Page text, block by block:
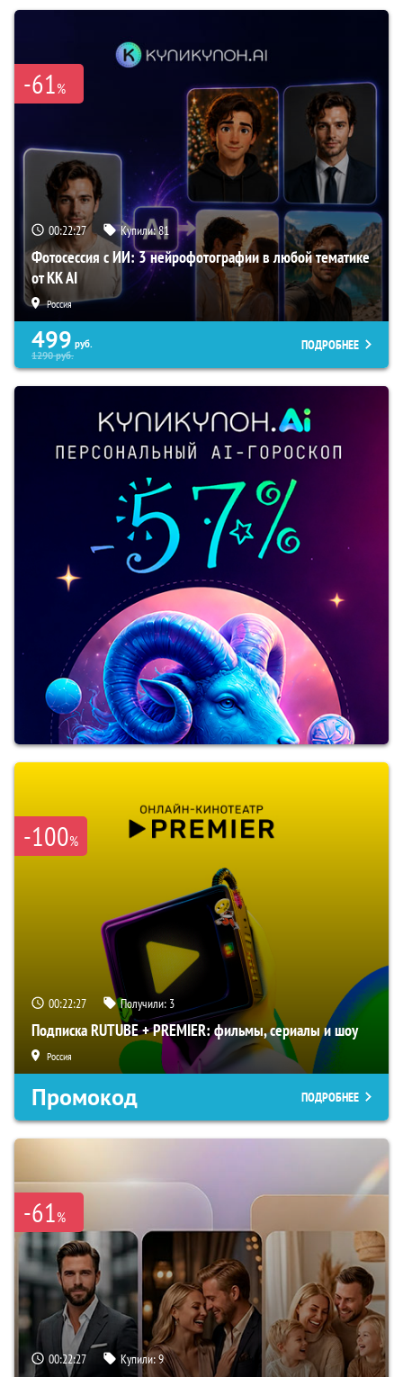
-61%
00:22:26 Купили:81
Фотосессия с ИИ: 3 нейрофотографии в любой тематике
от KK AI
Россия
499 руб.
1290руб.
ПОДРОБНЕЕ
-100%
00:22:26 Получили: 3
Подписка RUTUBE + PREMIER: фильмы, сериалы и шоу
Россия
Промокод ПОДРОБНЕЕ
-61%
00:22:26 Купили:9